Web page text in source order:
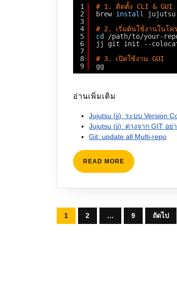
1
2
3
4
5
6
7
8
9
# 1. ติดตั้ง CLI & GUI
brew install
jujutsu
# 2. เริ่มต้นใช้งานในโค
cd
/path/to/your-
jj git init --
# 3. เปิดใช้งาน GUI
gg
อ่านเพิ่มเติม
Jujutsu (jj): ระบบ Version
Jujutsu (jj): ต่างจาก GIT อย่
Git: update all Multi-repo
READ MORE READ
MORE
Posts
1 2 … 9 ถัดไป